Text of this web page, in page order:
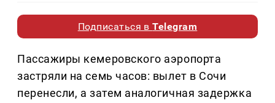
Подписаться вTelegram
Пассажиры кемеровского аэропорта
застряли на семь часов: вылет в Сочи
перенесли, а затем аналогичная задержка